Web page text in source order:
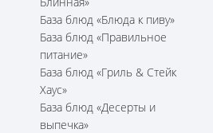
База блюд «Блюда к пиву»
База блюд «Правильное
питание»
База блюд «Гриль & Стейк
Хаус»
База блюд «Десерты и
выпечка»